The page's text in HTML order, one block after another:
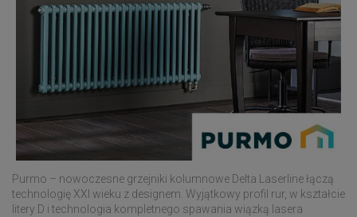
Purmo – nowoczesne grzejniki kolumnowe Delta Laserline łączą
technologię XXI wieku z designem. Wyjątkowy profil rur, w kształcie
litery D i technologia kompletnego spawania wiązką lasera